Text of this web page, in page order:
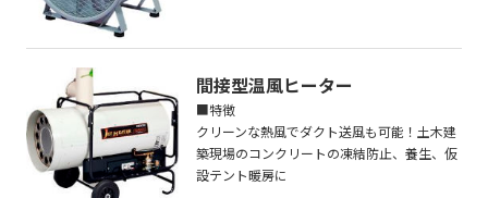
間接型温風ヒーター
■特徴
クリーンな熱風でダクト送風も可能！土木建
築現場のコンクリートの凍結防止、養生、仮
設テント暖房に